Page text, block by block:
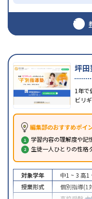
坪
1年で
ビリ
編集部のおすすめポイ
学習内容の理解度や記
生徒一人ひとりの性格
対象学年 中1 ~ 3 高1
授業形式
個別指導(1